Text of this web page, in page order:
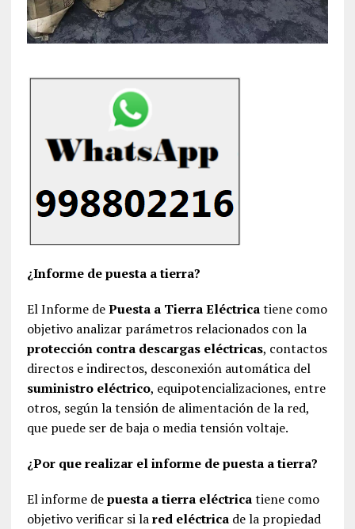
¿Informe de puesta a tierra?
El Informe dePuesta a Tierra Eléctricatiene como
objetivo analizar parámetros relacionados con la
protección contra descargas eléctricas, contactos
directos e indirectos, desconexión automática del
suministro eléctrico, equipotencializaciones, entre
otros, según la tensión de alimentación de la red,
que puede ser de baja o media tensión voltaje.
¿Por que realizar el informe de puesta a tierra?
El informe depuesta a tierra eléctricatiene como
objetivo verificar si lared eléctricade la propiedad